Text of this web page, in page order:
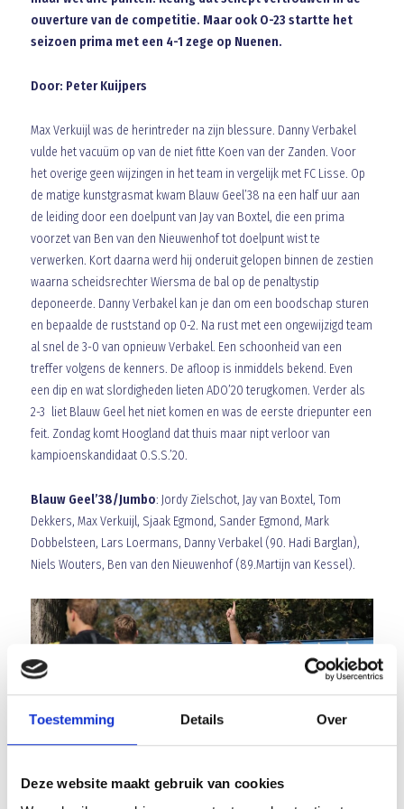
Toestemming Details Over
Deze website maakt gebruik van cookies
ouverture van de competitie. Maar ook O-23 startte het
seizoen prima met een 4-1 zege op Nuenen.
Door: Peter Kuijpers
Max Verkuijl was de herintreder na zijn blessure. Danny Verbakel
vulde het vacuüm op van de niet fitte Koen van der Zanden. Voor
het overige geen wijzingen in het team in vergelijk met FC Lisse. Op
de matige kunstgrasmat kwam Blauw Geel’38 na een half uur aan
de leiding door een doelpunt van Jay van Boxtel, die een prima
voorzet van Ben van den Nieuwenhof tot doelpunt wist te
verwerken. Kort daarna werd hij onderuit gelopen binnen de zestien
waarna scheidsrechter Wiersma de bal op de penaltystip
deponeerde. Danny Verbakel kan je dan om een boodschap sturen
en bepaalde de ruststand op 0-2. Na rust met een ongewijzigd team
al snel de 3-0 van opnieuw Verbakel. Een schoonheid van een
treffer volgens de kenners. De afloop is inmiddels bekend. Even
een dip en wat slordigheden lieten ADO’20 terugkomen. Verder als
2-3 liet Blauw Geel het niet komen en was de eerste driepunter een
feit. Zondag komt Hoogland dat thuis maar nipt verloor van
kampioenskandidaat O.S.S.’20.
Blauw Geel’38/Jumbo: Jordy Zielschot, Jay van Boxtel, Tom
Dekkers, Max Verkuijl, Sjaak Egmond, Sander Egmond, Mark
Dobbelsteen, Lars Loermans, Danny Verbakel (90. Hadi Barglan),
Niels Wouters, Ben van den Nieuwenhof (89.Martijn van Kessel).